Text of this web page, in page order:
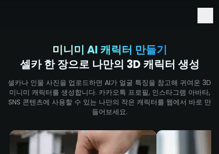
미니미 AI 캐릭터 만들기
셀카 한 장으로 나만의 3D 캐릭터 생성
셀카나 인물 사진을 업로드하면 AI가 얼굴 특징을 참고해 귀여운 3D
미니미 캐릭터를 생성합니다. 카카오톡 프로필, 인스타그램 아바타,
SNS 콘텐츠에 사용할 수 있는 나만의 작은 캐릭터를 웹에서 바로 만
들어보세요.